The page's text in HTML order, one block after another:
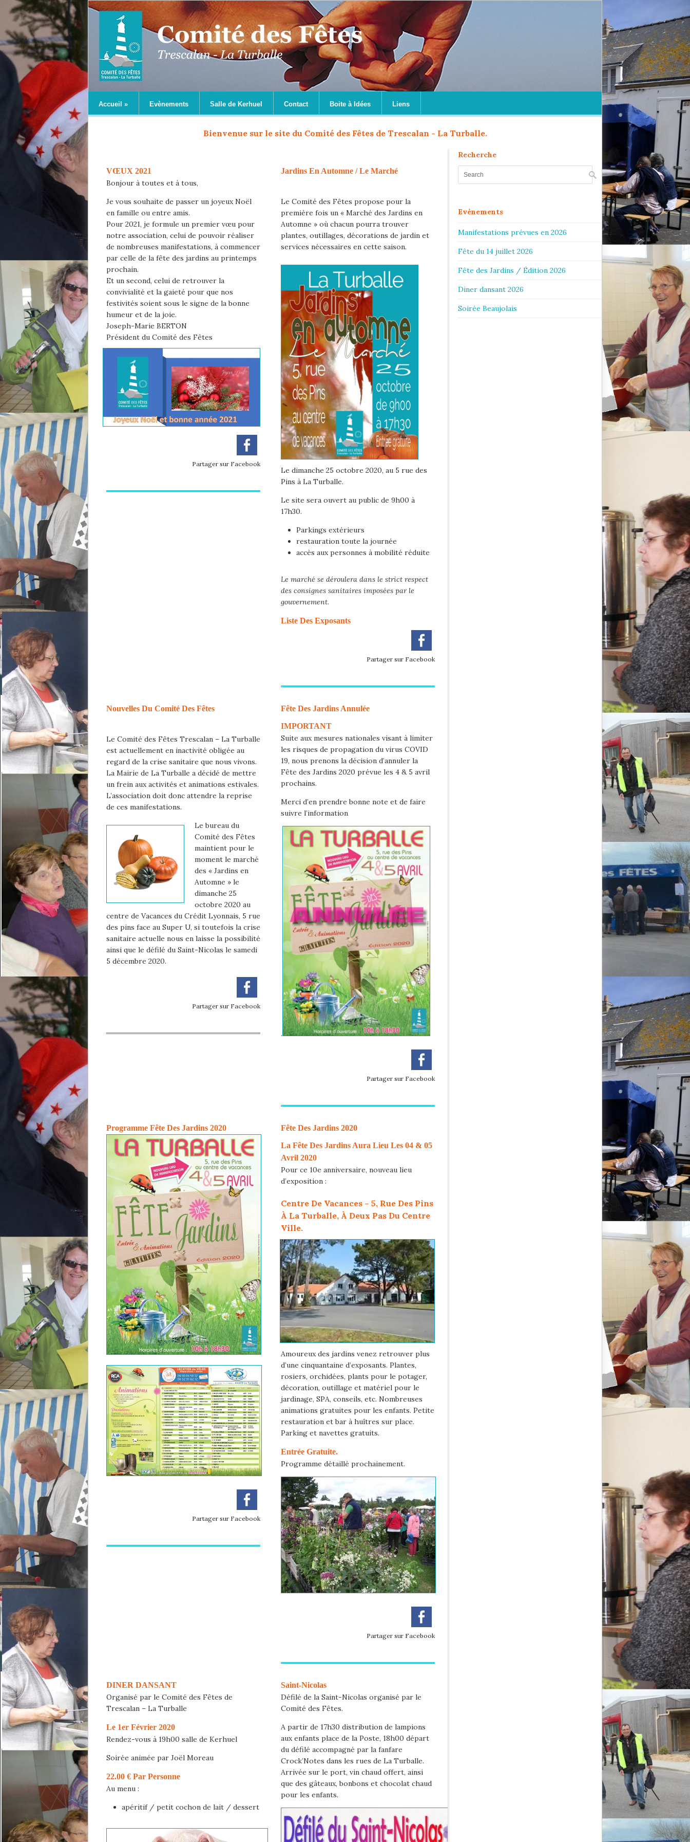
Accueil » Evènements Salle de Kerhuel Contact Boite à Idées Liens
Bienvenue sur le site du Comité des Fêtes de Trescalan - La Turballe.
VŒUX 2021
Bonjour à toutes et à tous,
Je vous souhaite de passer un joyeux Noël
en famille ou entre amis.
Pour 2021, je formule un premier vœu pour
notre association, celui de pouvoir réaliser
de nombreuses manifestations, à commencer
par celle de la fête des jardins au printemps
prochain.
Et un second, celui de retrouver la
convivialité et la gaieté pour que nos
festivités soient sous le signe de la bonne
humeur et de la joie.
Joseph-Marie BERTON
Président du Comité des Fêtes
Partager sur Facebook
Jardins En Automne / Le Marché
Le Comité des Fêtes propose pour la
première fois un « Marché des Jardins en
Automne » où chacun pourra trouver
plantes, outillages, décorations de jardin et
services nécessaires en cette saison.
Le dimanche 25 octobre 2020, au 5 rue des
Pins à La Turballe.
Le site sera ouvert au public de 9h00 à
17h30.
Parkings extérieurs
restauration toute la journée
accès aux personnes à mobilité réduite
Le marché se déroulera dans le strict respect
des consignes sanitaires imposées par le
gouvernement.
Liste Des Exposants
Partager sur Facebook
Nouvelles Du Comité Des Fêtes
Le Comité des Fêtes Trescalan – La Turballe
est actuellement en inactivité obligée au
regard de la crise sanitaire que nous vivons.
La Mairie de La Turballe a décidé de mettre
un frein aux activités et animations estivales.
L’association doit donc attendre la reprise
de ces manifestations.
Le bureau du
Comité des Fêtes
maintient pour le
moment le marché
des « Jardins en
Automne » le
dimanche 25
octobre 2020 au
centre de Vacances du Crédit Lyonnais, 5 rue
des pins face au Super U, si toutefois la crise
sanitaire actuelle nous en laisse la possibilité
ainsi que le défilé du Saint-Nicolas le samedi
5 décembre 2020.
Partager sur Facebook
Fête Des Jardins Annulée
IMPORTANT
Suite aux mesures nationales visant à limiter
les risques de propagation du virus COVID
19, nous prenons la décision d’annuler la
Fête des Jardins 2020 prévue les 4 & 5 avril
prochains.
Merci d’en prendre bonne note et de faire
suivre l’information
.
Partager sur Facebook
Programme Fête Des Jardins 2020
Partager sur Facebook
Fête Des Jardins 2020
La Fête Des Jardins Aura Lieu Les 04 & 05
Avril 2020
Pour ce 10e anniversaire, nouveau lieu
d’exposition :
Centre De Vacances – 5, Rue Des Pins
À La Turballe, À Deux Pas Du Centre
Ville.
Amoureux des jardins venez retrouver plus
d’une cinquantaine d’exposants. Plantes,
rosiers, orchidées, plants pour le potager,
décoration, outillage et matériel pour le
jardinage, SPA, conseils, etc. Nombreuses
animations gratuites pour les enfants. Petite
restauration et bar à huîtres sur place.
Parking et navettes gratuits.
Entrée Gratuite.
Programme détaillé prochainement.
Partager sur Facebook
DINER DANSANT
Organisé par le Comité des Fêtes de
Trescalan – La Turballe
Le 1er Février 2020
Rendez-vous à 19h00 salle de Kerhuel
Soirée animée par Joël Moreau
22.00 € Par Personne
Au menu :
apéritif / petit cochon de lait / dessert
Saint-Nicolas
Défilé de la Saint-Nicolas organisé par le
Comité des Fêtes.
A partir de 17h30 distribution de lampions
aux enfants place de la Poste, 18h00 départ
du défilé accompagné par la fanfare
Crock’Notes dans les rues de La Turballe.
Arrivée sur le port, vin chaud offert, ainsi
que des gâteaux, bonbons et chocolat chaud
pour les enfants.
Recherche
Evènements
Manifestations prévues en 2026
Fête du 14 juillet 2026
Fête des Jardins / Édition 2026
Diner dansant 2026
Soirée Beaujolais